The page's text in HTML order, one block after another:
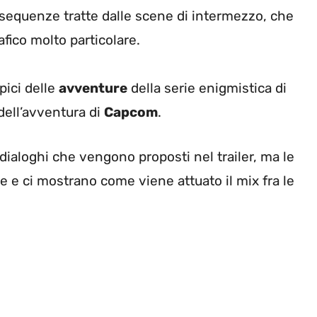
tratte dalle scene di intermezzo, che
molto particolare.
delle avventure della serie enigmistica di
di Capcom.
che vengono proposti nel trailer, ma le
e ci mostrano come viene attuato il mix fra le